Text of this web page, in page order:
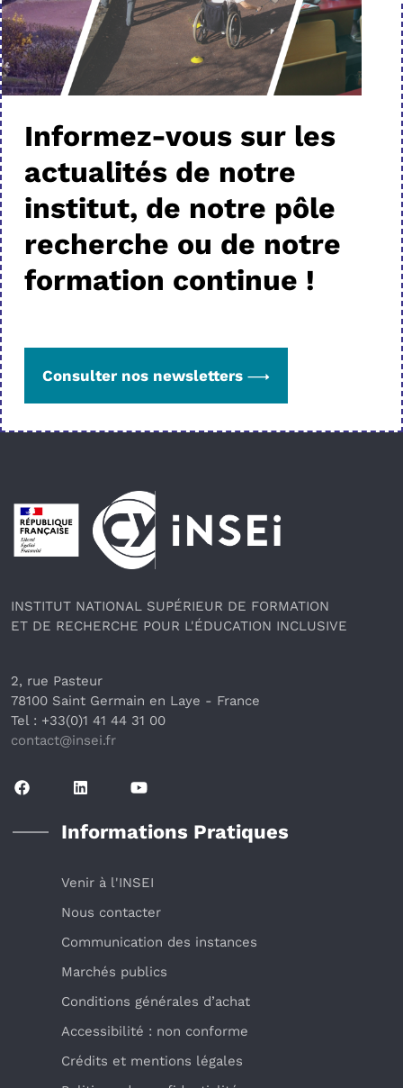
Informez-vous sur les
actualités de notre
institut, de notre pôle
recherche ou de notre
formation continue !
Consulter nos newsletters
Pied de page
INSTITUT NATIONAL SUPÉRIEUR DE FORMATION
ET DE RECHERCHE POUR L'ÉDUCATION INCLUSIVE
2, rue Pasteur
78100 Saint Germain en Laye - France
Tel : +33(0)1 41 44 31 00
contact@insei.fr
Informations Pratiques
Venir à l'INSEI
Nous contacter
Communication des instances
Marchés publics
Conditions générales d’achat
Accessibilité : non conforme
Crédits et mentions légales